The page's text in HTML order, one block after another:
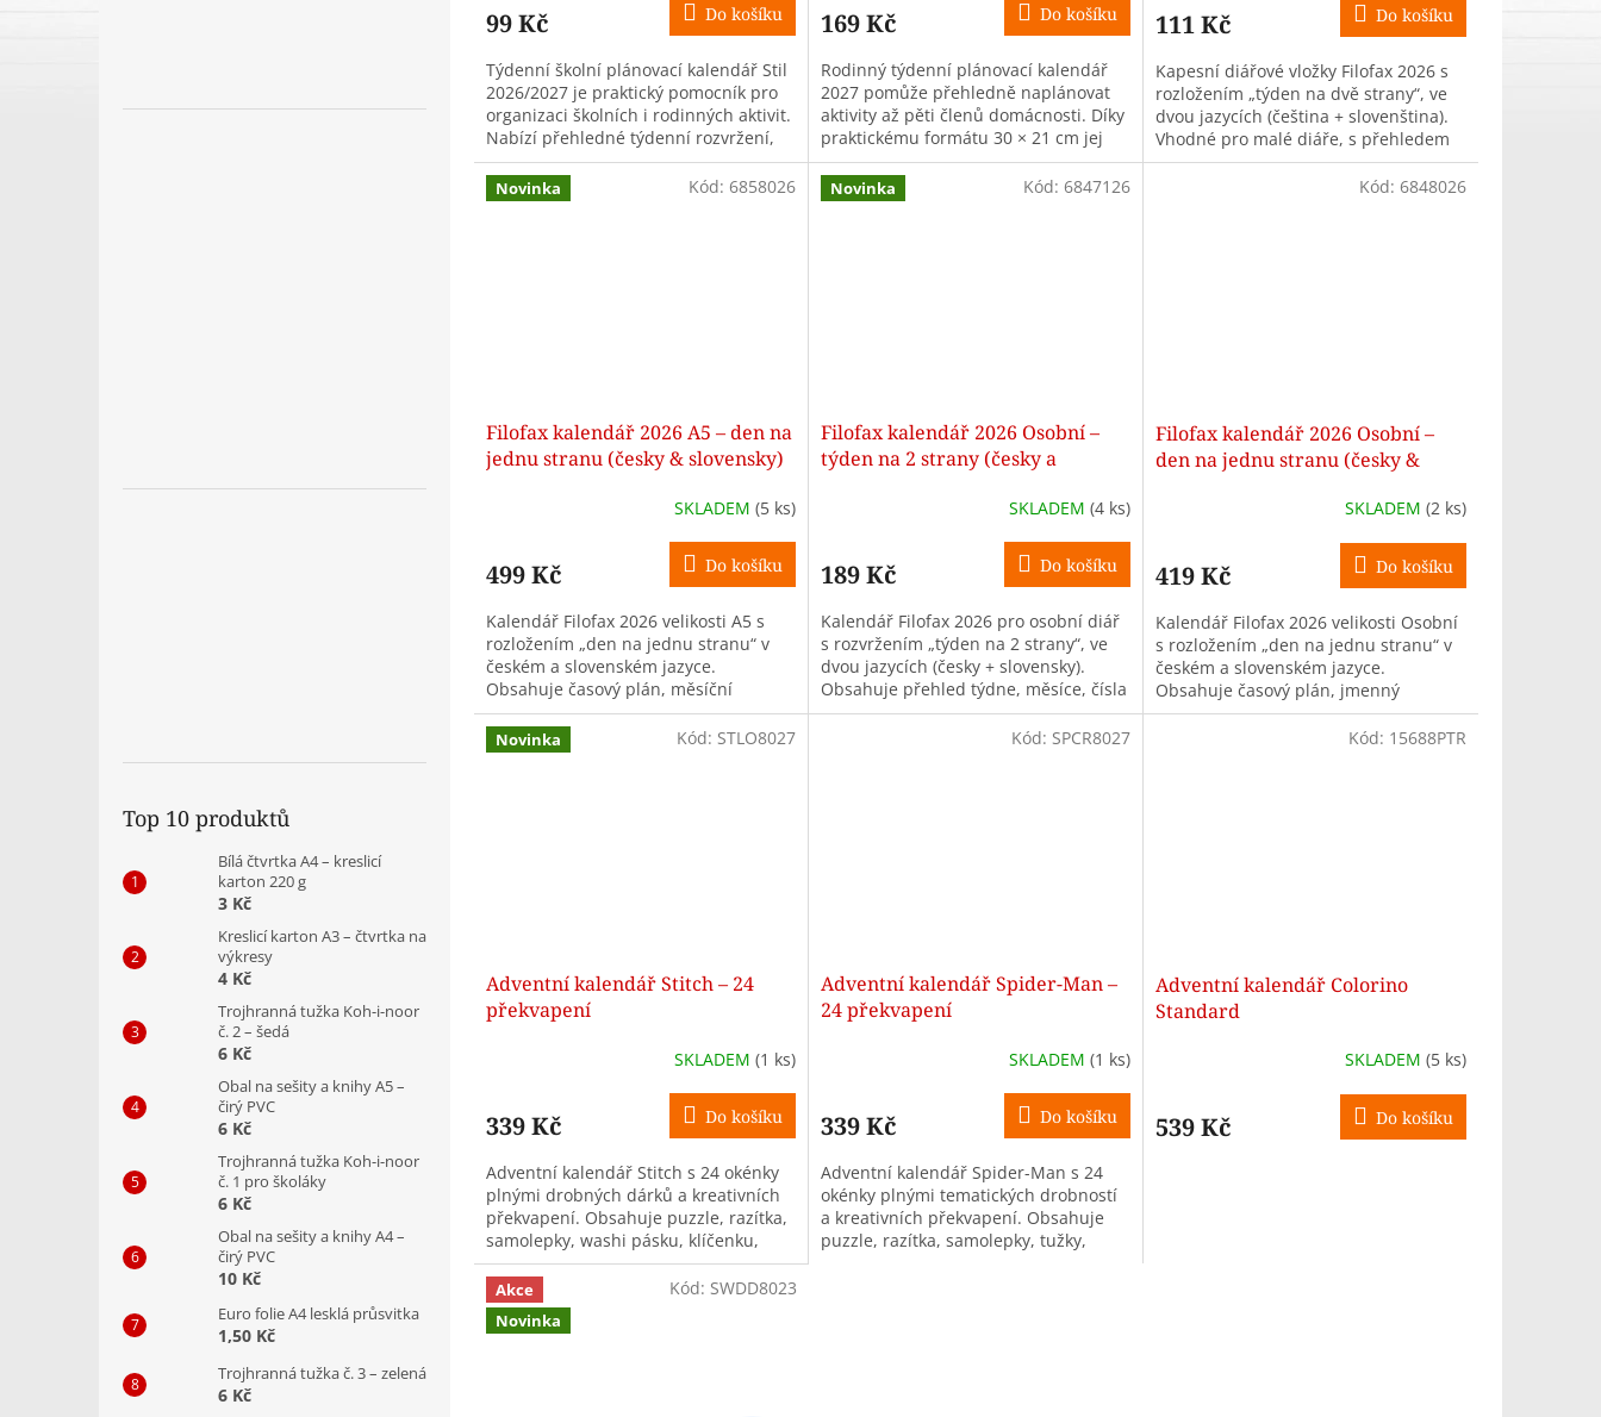
Top 10 produktů
Bílá čtvrtka A4 – kreslicí
karton 220 g
3 Kč
Kreslicí karton A3 – čtvrtka na
výkresy
4 Kč
Trojhranná tužka Koh-i-noor
č. 2 – šedá
6 Kč
Obal na sešity a knihy A5 –
čirý PVC
6 Kč
Trojhranná tužka Koh-i-noor
č. 1 pro školáky
6 Kč
Obal na sešity a knihy A4 –
čirý PVC
10 Kč
Euro folie A4 lesklá průsvitka
1,50 Kč
Trojhranná tužka č. 3 – zelená
6 Kč
99 Kč Do košíku
Týdenní školní plánovací kalendář Stil
2026/2027 je praktický pomocník pro
organizaci školních i rodinných aktivit.
Nabízí přehledné týdenní rozvržení,
prostor pro každého člena...
169 Kč Do košíku
Rodinný týdenní plánovací kalendář
2027 pomůže přehledně naplánovat
aktivity až pěti členů domácnosti. Díky
praktickému formátu 30 × 21 cm jej
můžete používat jako stolní...
111 Kč Do košíku
Kapesní diářové vložky Filofax 2026 s
rozložením „týden na dvě strany“, ve
dvou jazycích (čeština + slovenština).
Vhodné pro malé diáře, s přehledem
týdne, čísly týdnů,...
Novinka
Filofax kalendář 2026 A5 – den na
jednu stranu (česky & slovensky)
SKLADEM (5 ks)
499 Kč Do košíku
Kalendář Filofax 2026 velikosti A5 s
rozložením „den na jednu stranu“ v
českém a slovenském jazyce.
Obsahuje časový plán, měsíční
přehled, čísla týdnů, jmeniny a
přehled...
Kód: 6858026 Novinka
Filofax kalendář 2026 Osobní –
týden na 2 strany (česky a
SKLADEM (4 ks)
189 Kč Do košíku
Kalendář Filofax 2026 pro osobní diář
s rozvržením „týden na 2 strany“, ve
dvou jazycích (česky + slovensky).
Obsahuje přehled týdne, měsíce, čísla
týdne, jména a státní svátky....
Kód: 6847126
Filofax kalendář 2026 Osobní –
den na jednu stranu (česky &
SKLADEM (2 ks)
419 Kč Do košíku
Kalendář Filofax 2026 velikosti Osobní
s rozložením „den na jednu stranu“ v
českém a slovenském jazyce.
Obsahuje časový plán, jmenný
seznam, přehled státních svátků,
Kód: 6848026
Novinka
Adventní kalendář Stitch – 24
překvapení
SKLADEM (1 ks)
339 Kč Do košíku
Adventní kalendář Stitch s 24 okénky
plnými drobných dárků a kreativních
překvapení. Obsahuje puzzle, razítka,
samolepky, washi pásku, klíčenku,
mini tužku, pastelku a další...
Kód: STLO8027
Adventní kalendář Spider-Man –
24 překvapení
SKLADEM (1 ks)
339 Kč Do košíku
Adventní kalendář Spider-Man s 24
okénky plnými tematických drobností
a kreativních překvapení. Obsahuje
puzzle, razítka, samolepky, tužky,
Kód: SPCR8027
Adventní kalendář Colorino
Standard
SKLADEM (5 ks)
539 Kč Do košíku
Kód: 15688PTR
Akce
Novinka
Kód: SWDD8023